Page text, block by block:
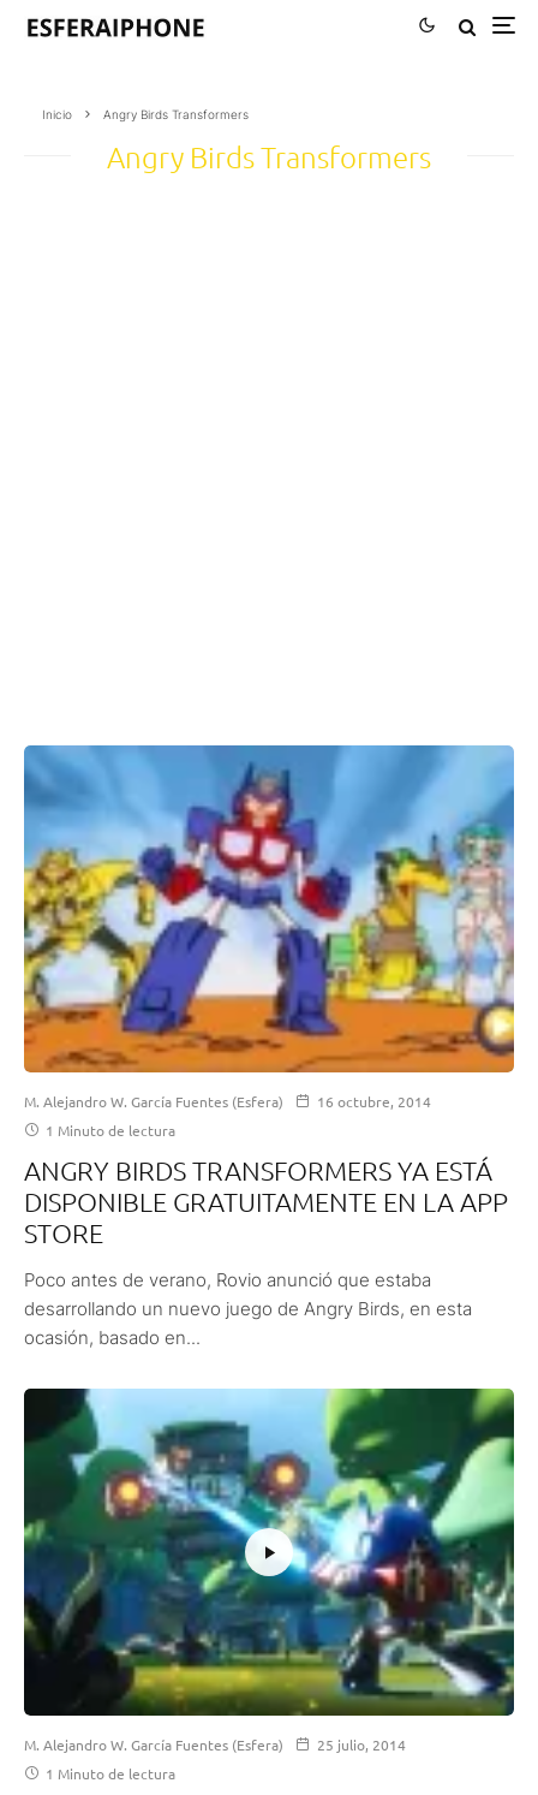
Inicio Angry Birds Transformers
Angry Birds Transformers
M. Alejandro W. García Fuentes (Esfera)
16 octubre, 2014
1 Minuto de lectura
ANGRY BIRDS TRANSFORMERS YA ESTÁ
DISPONIBLE GRATUITAMENTE EN LA APP
STORE
Poco antes de verano, Rovio anunció que estaba
desarrollando un nuevo juego de Angry Birds, en esta
ocasión, basado en...
M. Alejandro W. García Fuentes (Esfera)
25 julio, 2014
1 Minuto de lectura